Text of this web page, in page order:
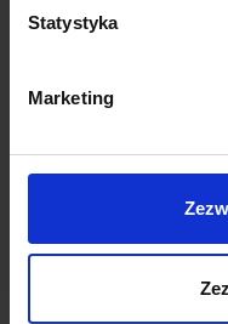
Statystyka
Marketing
Szukasz